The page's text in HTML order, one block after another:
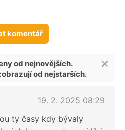
komentář
od nejnovějších.
od nejstarších.
19. 2. 2025 08:29
ty časy kdy bývaly